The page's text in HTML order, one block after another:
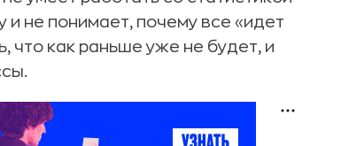
не понимает, почему все «идет
что как раньше уже не будет, и